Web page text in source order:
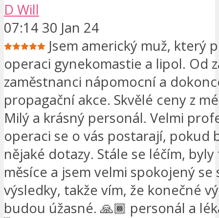
D Will
07:14 30 Jan 24
Jsem americký muž, který
operaci gynekomastie a lipol. Od
zaměstnanci nápomocní a
propagační akce. Skvělé ceny z
Milý a krásný personál. Velmi
operaci se o vás postarají, pokud
nějaké dotazy. Stále se léčím,
měsíce a jsem velmi spokojený se
výsledky, takže vím, že konečné
budou úžasné. 🙏🏾 personál a